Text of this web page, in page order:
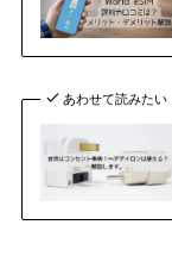
あわせて読みたい